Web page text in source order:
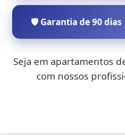
🛡️ Garantia de 90 dias
Seja em apartamentos
com nossos